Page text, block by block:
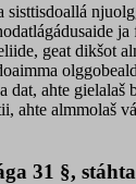
sisttisdoallá
geat dikšot
dat, ahte gielalaš
ahte almmolaš
31 §,